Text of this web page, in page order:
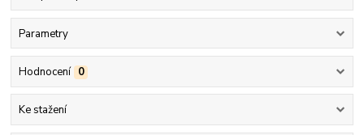
Parametry
Hodnocení 0
Ke stažení